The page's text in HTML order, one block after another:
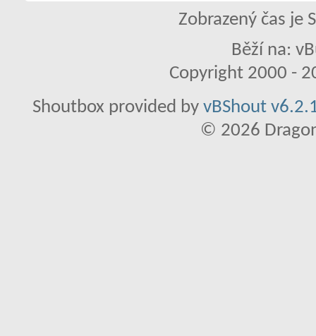
Zobrazený čas je
Běží na:
Copyright 2000 -
Shoutbox provided by vBShout
© 2026